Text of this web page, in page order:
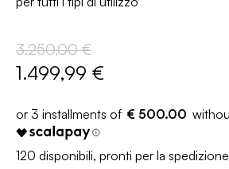
3.250,00 €
1.499,99 €
€ 500.00
120 disponibili, pronti per la spedizione